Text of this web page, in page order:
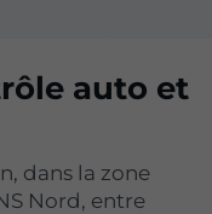
auto et
dans la zone
Nord, entre